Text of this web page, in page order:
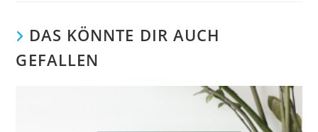
DAS KÖNNTE DIR AUCH
GEFALLEN